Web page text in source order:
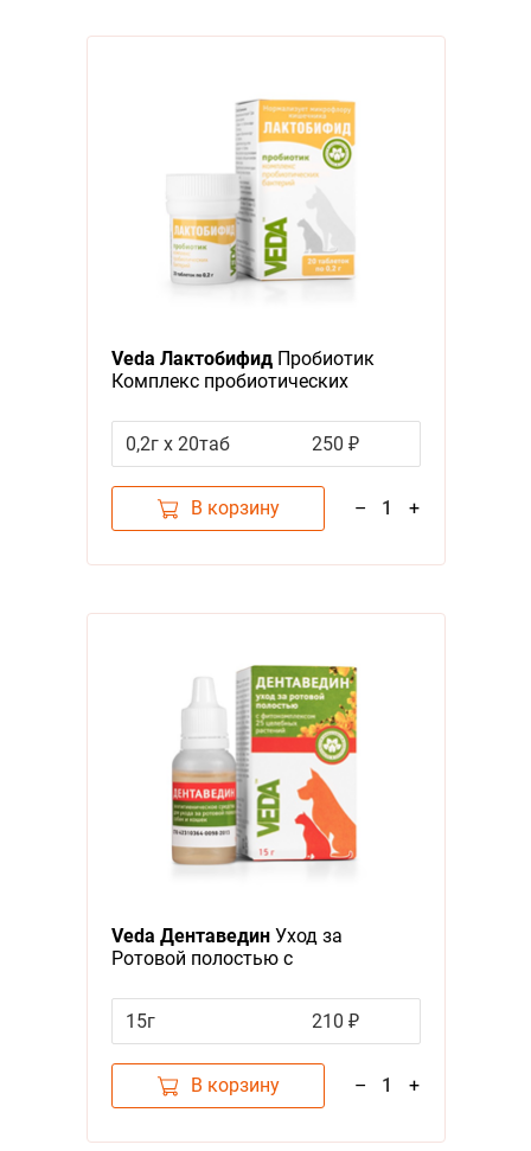
Veda ЛактобифидПробиотик
Комплекс пробиотических
0,2г х 20таб
250 ₽
В корзину – 1 +
Veda ДентавединУход за
Ротовой полостью с
растений
15г 210 ₽
В корзину – 1 +